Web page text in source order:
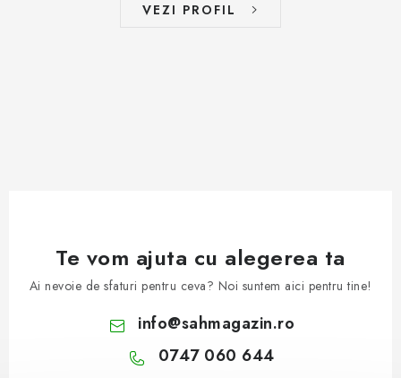
VEZI PROFIL
Te vom ajuta cu alegerea ta
Ai nevoie de sfaturi pentru ceva? Noi suntem aici pentru tine!
info@sahmagazin.ro
0747 060 644